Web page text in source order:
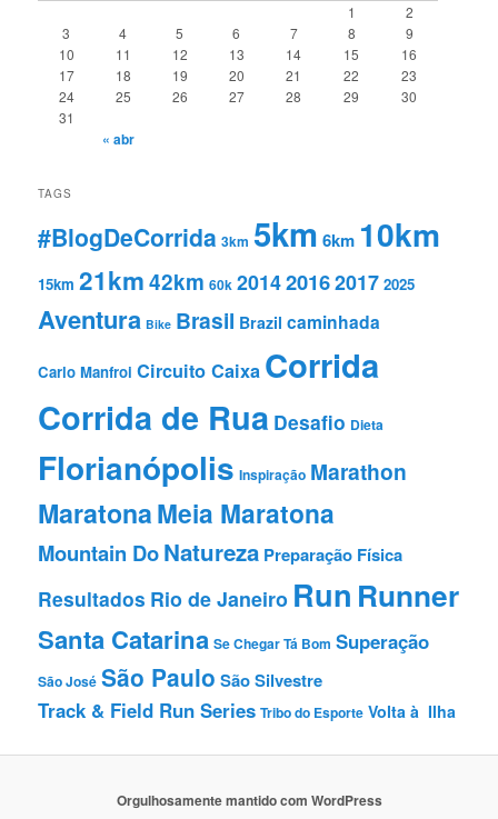
1
2
3
4 5 6 7 8
9
10
11 12 13 14 15
16
17
18 19 20 21 22
23
24
25 26 27 28 29
30
31
« abr
TAGS
#BlogDeCorrida 3km 5km 6km 10km
15km 21km42km 60k 201420162017 2025
Aventura Bike Brasil Brazil caminhada
Carlo Manfroi Circuito Caixa Corrida
Corrida de Rua Desafio Dieta
Florianópolis Inspiração Marathon
MaratonaMeia Maratona
Mountain DoNatureza Preparação Fí­sica
Resultados Rio de Janeiro Run Runner
Santa Catarina Se Chegar Tá Bom Superação
São José São Paulo São Silvestre
Track & Field Run Series Tribo do Esporte Volta à Ilha
Orgulhosamente mantido com WordPress